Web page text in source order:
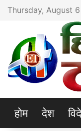
Thursday, August
होम देश